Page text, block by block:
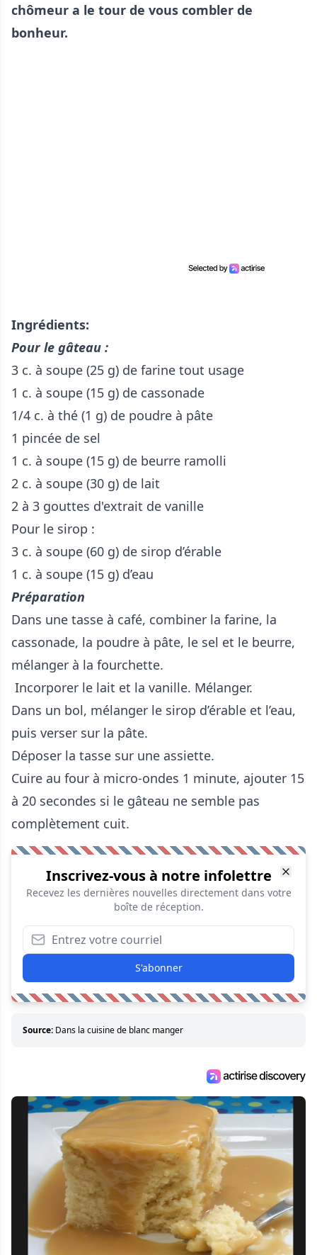
chômeur a le tour de vous combler de
bonheur.
Ingrédients:
Pour le gâteau :
3 c. à soupe (25 g) de farine tout usage
1 c. à soupe (15 g) de cassonade
1/4 c. à thé (1 g) de poudre à pâte
1 pincée de sel
1 c. à soupe (15 g) de beurre ramolli
2 c. à soupe (30 g) de lait
2 à 3 gouttes d'extrait de vanille
Pour le sirop :
3 c. à soupe (60 g) de sirop d’érable
1 c. à soupe (15 g) d’eau
Préparation
Dans une tasse à café, combiner la farine, la
cassonade, la poudre à pâte, le sel et le beurre,
mélanger à la fourchette.
Incorporer le lait et la vanille. Mélanger.
Dans un bol, mélanger le sirop d’érable et l’eau,
puis verser sur la pâte.
Déposer la tasse sur une assiette.
Cuire au four à micro-ondes 1 minute, ajouter 15
à 20 secondes si le gâteau ne semble pas
complètement cuit.
Inscrivez-vous à notre infolettre
Recevez les dernières nouvelles directement dans votre
boîte de réception.
S'abonner
Source: Dans la cuisine de blanc manger